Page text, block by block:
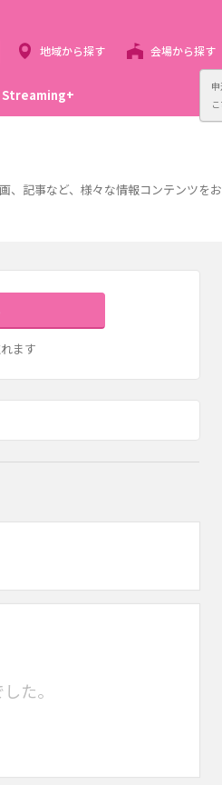
索
地域から探す 会場から探す
Streaming+
、記事など、様々な情報コンテンツを
ます
た。